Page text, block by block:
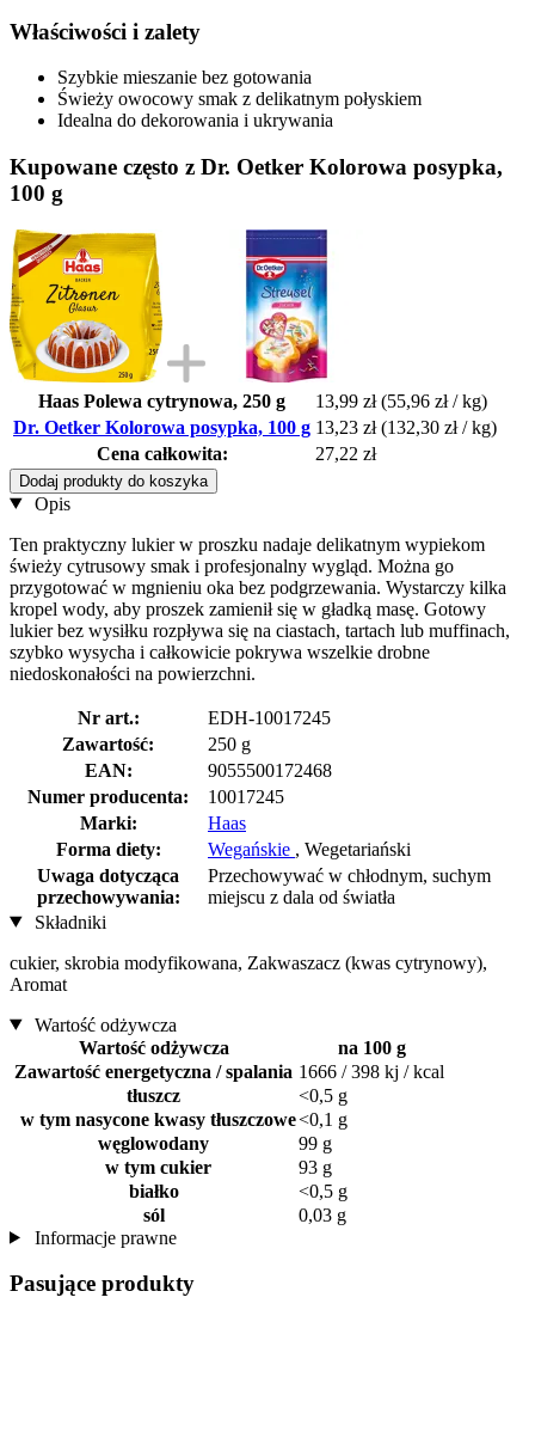
Właściwości i zalety
Szybkie mieszanie bez gotowania
Świeży owocowy smak z delikatnym połyskiem
Idealna do dekorowania i ukrywania
Kupowane często z Dr. Oetker Kolorowa posypka,
100 g
Haas Polewa cytrynowa, 250 g 13,99 zł (55,96 zł / kg)
Dr. Oetker Kolorowa posypka, 100 g 13,23 zł (132,30 zł / kg)
Cena całkowita:
27,22 zł
Dodaj produkty do koszyka
Opis
Ten praktyczny lukier w proszku nadaje delikatnym wypiekom
świeży cytrusowy smak i profesjonalny wygląd. Można go
przygotować w mgnieniu oka bez podgrzewania. Wystarczy kilka
kropel wody, aby proszek zamienił się w gładką masę. Gotowy
lukier bez wysiłku rozpływa się na ciastach, tartach lub muffinach,
szybko wysycha i całkowicie pokrywa wszelkie drobne
niedoskonałości na powierzchni.
Nr art.:
EDH-10017245
Zawartość:
250 g
EAN:
9055500172468
Numer producenta:
10017245
Marki:
Haas
Forma diety:
Wegańskie , Wegetariański
Uwaga dotycząca
przechowywania:
Przechowywać w chłodnym, suchym
miejscu z dala od światła
Składniki
cukier, skrobia modyfikowana, Zakwaszacz (kwas cytrynowy),
Aromat
Wartość odżywcza
Wartość odżywcza
na 100 g
Zawartość energetyczna / spalania 1666 / 398 kj / kcal
tłuszcz
<0,5 g
w tym nasycone kwasy tłuszczowe<0,1 g
węglowodany
99 g
w tym cukier
93 g
białko
<0,5 g
sól
0,03 g
Informacje prawne
Pasujące produkty